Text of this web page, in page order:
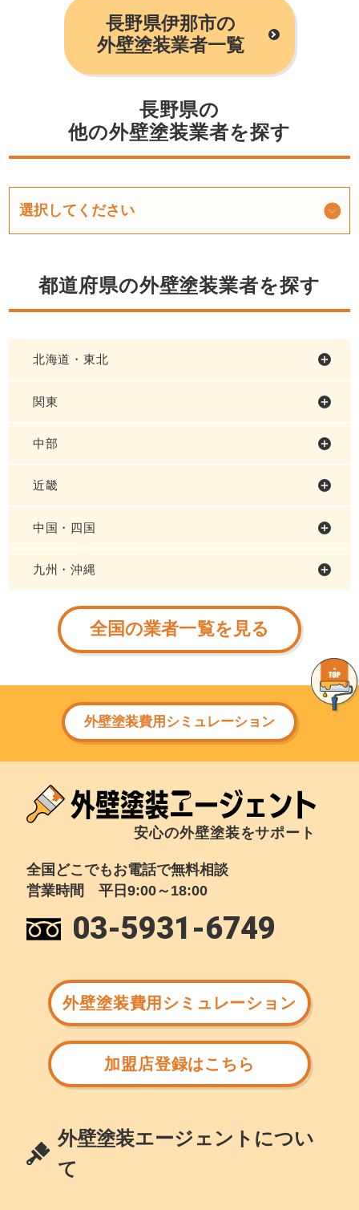
長野県伊那市の
外壁塗装業者一覧
長野県の
他の外壁塗装業者を探す
都道府県の外壁塗装業者を探す
北海道・東北
関東
中部
近畿
中国・四国
九州・沖縄
全国の業者一覧を見る
外壁塗装費用シミュレーション
安心の外壁塗装をサポート
全国どこでもお電話で無料相談
営業時間 平日9:00～18:00
03-5931-6749
外壁塗装費用シミュレーション
加盟店登録はこちら
外壁塗装エージェントについ
て